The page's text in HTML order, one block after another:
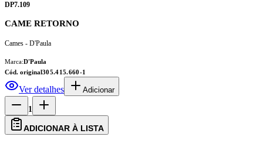
DP7.109
CAME RETORNO
Cames - D'Paula
Marca:D'Paula
Cód. original305.415.660-1
Ver detalhes Adicionar
1
ADICIONAR À LISTA